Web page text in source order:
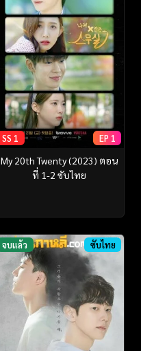
SS 1 EP 1
My 20th Twenty (2023) ตอน
ที่ 1-2 ซับไทย
จบแล้ว ซับไทย